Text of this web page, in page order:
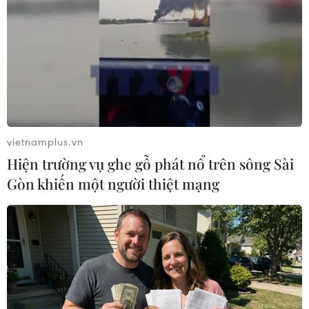
Hiện nay, tiến độ thực hiện đầu tư xây dựng Dự
án Nhà máy Nhiệt điện Quảng Trạch I đang
được tập trung đẩy nhanh nhằm phấn đấu đến
tháng 6/2024, Tổ máy số I của Nhà máy dự kiến
sẽ đi vào hoạt động./.
(TTXVN/Vietnam+)
vietnamplus.vn
Hiện trường vụ ghe gỗ phát nổ trên sông Sài
Gòn khiến một người thiệt mạng